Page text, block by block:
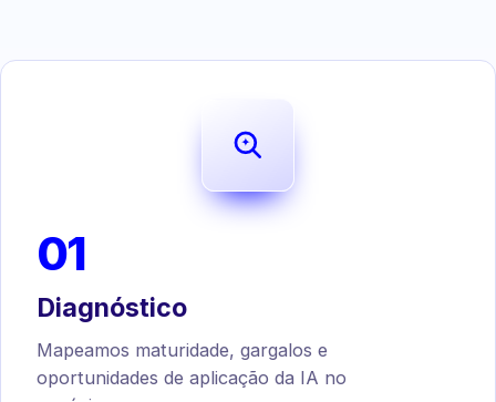
01
Diagnóstico
Mapeamos maturidade, gargalos e
oportunidades de aplicação da IA no